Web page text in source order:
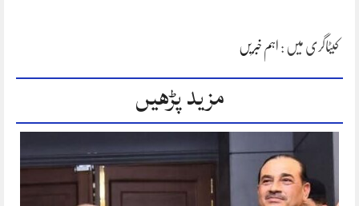
کیٹاگری میں : اہم خبریں
مزید پڑھیں